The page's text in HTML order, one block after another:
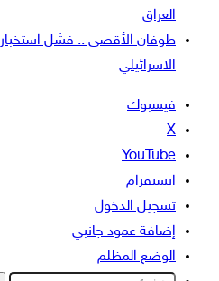
العراق
طوفان الأقصى .. فشل
الاسرائيلي
فيسبوك
‫X
‫YouTube
انستقرام
تسجيل الدخول
إضافة عمود جانبي
الوضع المظلم